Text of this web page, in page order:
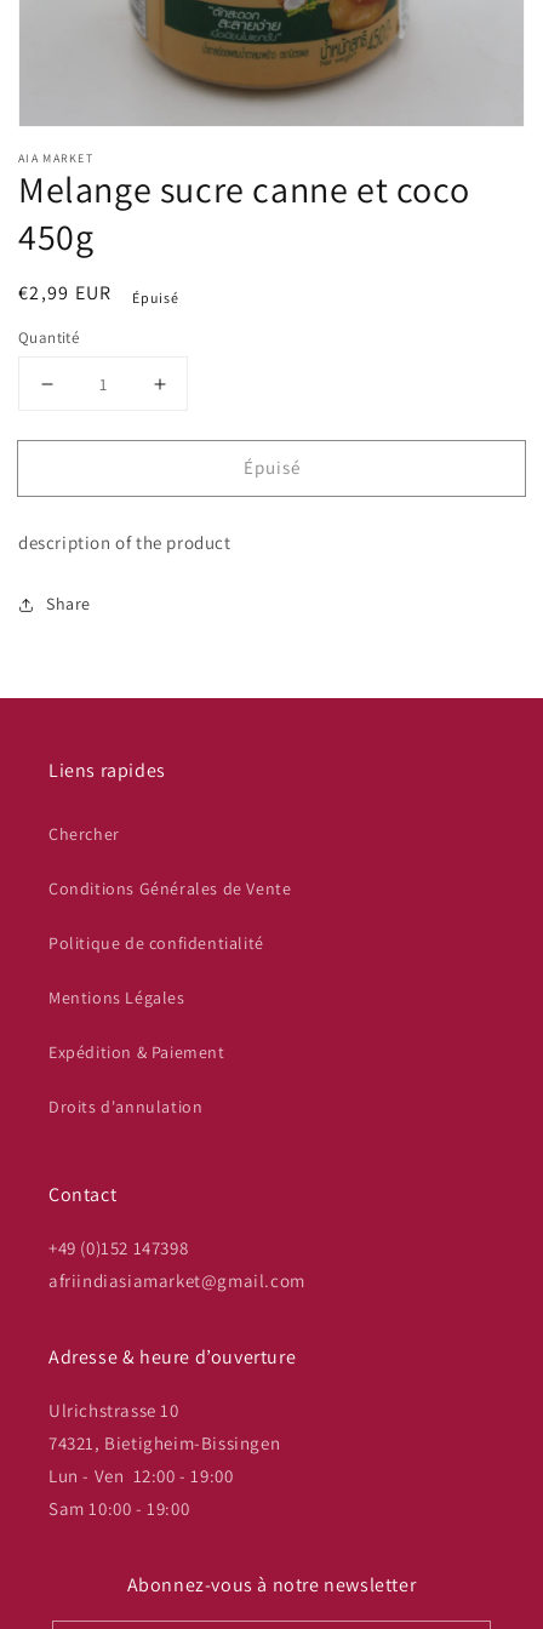
la
vue
de
la
galerie
AIA MARKET
Melange sucre canne et coco
450g
Prix
€2,99 EUR Épuisé
Quantité
Réduire
sucre
et
coco
Augmenter
sucre
Épuisé
description of the product
Share
Liens rapides
Chercher
Conditions Générales de Vente
Politique de confidentialité
Mentions Légales
Expédition & Paiement
Droits d'annulation
Contact
+49 (0)152 147398
afriindiasiamarket@gmail.com
Adresse & heure d’ouverture
Ulrichstrasse 10
74321, Bietigheim-Bissingen
Lun - Ven 12:00 - 19:00
Sam 10:00 - 19:00
Abonnez-vous à notre newsletter